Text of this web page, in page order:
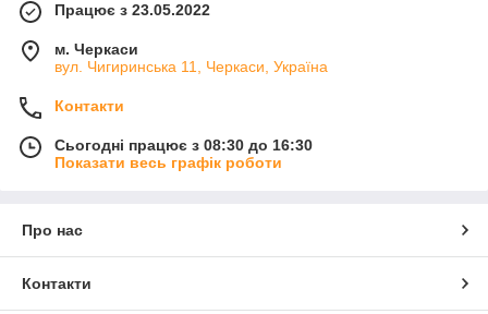
Працює з 23.05.2022
м. Черкаси
вул. Чигиринська 11, Черкаси, Україна
Контакти
Сьогодні працює з 08:30 до 16:30
Показати весь графік роботи
Про нас
Контакти